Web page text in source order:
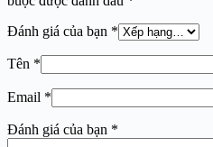
Đánh giá của bạn *
Tên *
Email *
Đánh giá của bạn *